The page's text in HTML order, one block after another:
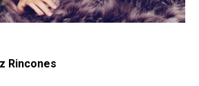
Rincones